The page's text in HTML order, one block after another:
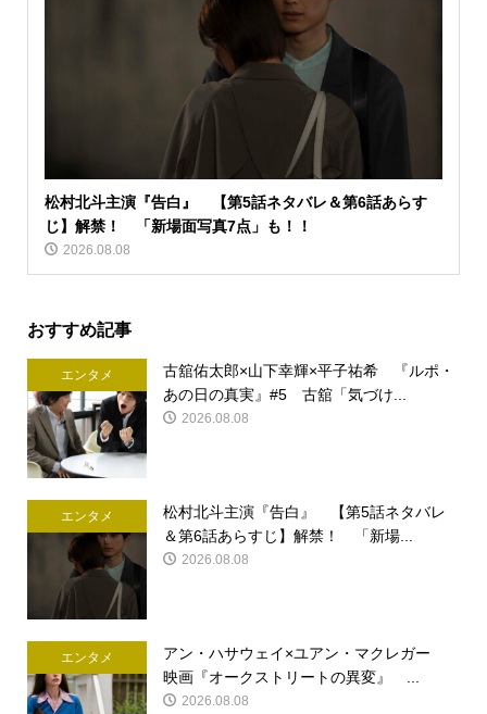
松村北斗主演『告白』 【第5話ネタバレ＆第6話あらす
じ】解禁！ 「新場面写真7点」も！！
2026.08.08
おすすめ記事
エンタメ
古舘佑太郎×山下幸輝×平子祐希 『ルポ・
あの日の真実』#5 古舘「気づけ...
2026.08.08
エンタメ
松村北斗主演『告白』 【第5話ネタバレ
＆第6話あらすじ】解禁！ 「新場...
2026.08.08
エンタメ
アン・ハサウェイ×ユアン・マクレガー
映画『オークストリートの異変』 ...
2026.08.08